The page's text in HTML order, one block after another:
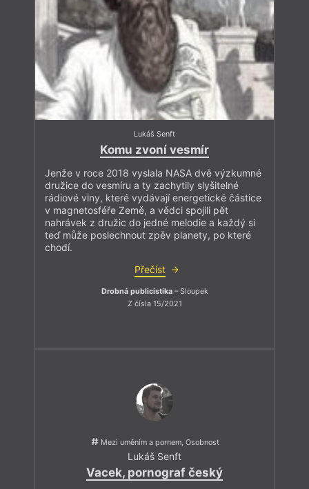
Lukáš Senft
Komu zvoní vesmír
Jenže v roce 2018 vyslala NASA dvě výzkumné
družice do vesmíru a ty zachytily slyšitelné
rádiové vlny, které vydávají energetické částice
v magnetosféře Země, a vědci spojili pět
nahrávek z družic do jedné melodie a každý si
teď může poslechnout zpěv planety, po které
chodí.
Přečíst
Drobná publicistika– Sloupek
Z čísla 15/2021
Mezi uměním a pornem, Osobnost
Lukáš Senft
Vacek, pornograf český